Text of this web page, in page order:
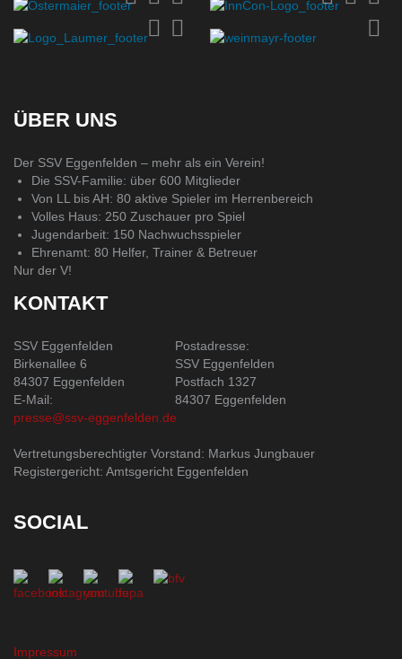
ÜBER UNS
Der SSV Eggenfelden – mehr als ein Verein!
Die SSV-Familie: über 600 Mitglieder
Von LL bis AH: 80 aktive Spieler im Herrenbereich
Volles Haus: 250 Zuschauer pro Spiel
Jugendarbeit: 150 Nachwuchsspieler
Ehrenamt: 80 Helfer, Trainer & Betreuer
Nur der V!
KONTAKT
SSV Eggenfelden
Birkenallee 6
84307 Eggenfelden
E-Mail:
presse@ssv-eggenfelden.de
Postadresse:
SSV Eggenfelden
Postfach 1327
84307 Eggenfelden
Vertretungsberechtigter Vorstand: Markus Jungbauer
Registergericht: Amtsgericht Eggenfelden
SOCIAL
Impressum